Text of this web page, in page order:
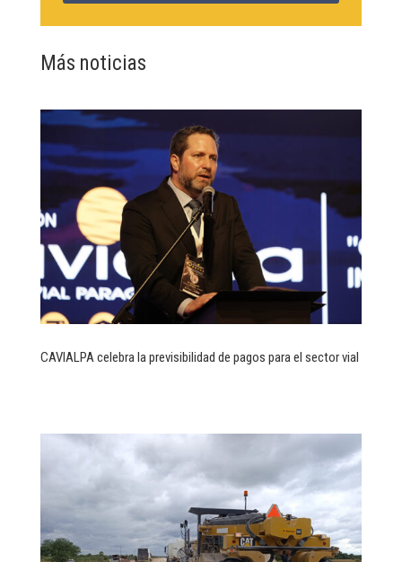
Más noticias
CAVIALPA celebra la previsibilidad de pagos para el sector vial